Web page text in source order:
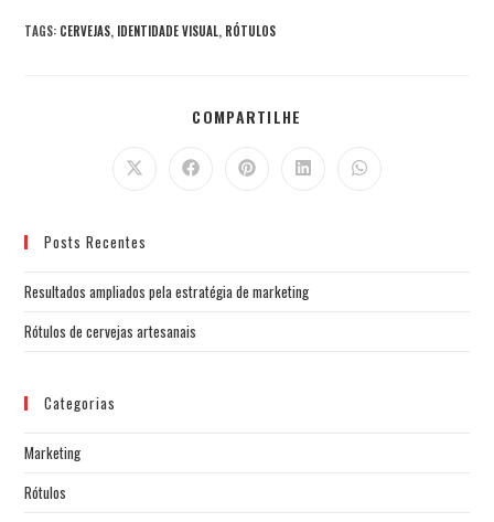
TAGS: CERVEJAS, IDENTIDADE VISUAL, RÓTULOS
COMPARTILHE
Posts Recentes
Resultados ampliados pela estratégia de marketing
Rótulos de cervejas artesanais
Categorias
Marketing
Rótulos